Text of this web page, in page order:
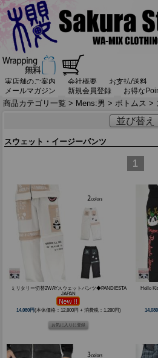
実店舗のご案内 会社概要 お支払/送料
メールマガジン
新規会員登録 お得な
商品カテゴリ一覧 > Mens:男 > ボトムス >
並び替え
スウェット・イージーパンツ
1
ミリタリー切替2WAYスウェットパンツ◆PANDIESTA
JAPAN
14,080円(本体価格：12,800円 + 消費税：1,280円)
Hello